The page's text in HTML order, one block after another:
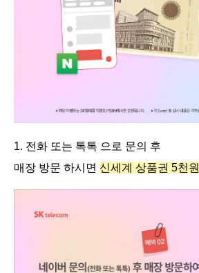
1. 전화 또는 톡톡 으로 문의 후
매장 방문 하시면 신세계 상품권 5천원